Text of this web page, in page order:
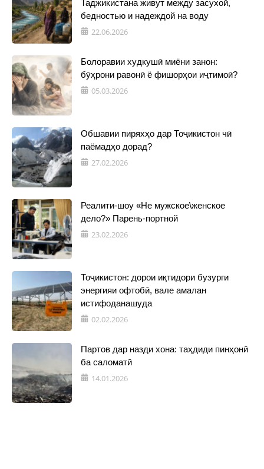
Таджикистана живут между засухой,
бедностью и надеждой на воду
22.06.2026
Болоравии худкушӣ миёни занон:
бӯҳрони равонӣ ё фишорҳои иҷтимоӣ?
05.03.2026
Обшавии пиряхҳо дар Тоҷикистон чӣ
паёмадҳо дорад?
27.02.2026
Реалити-шоу «Не мужское\женское
дело?» Парень-портной
23.02.2026
Тоҷикистон: дорои иқтидори бузурги
энергияи офтобӣ, вале амалан
истифоданашуда
02.02.2026
Партов дар назди хона: таҳдиди пинҳонӣ
ба саломатӣ
14.01.2026